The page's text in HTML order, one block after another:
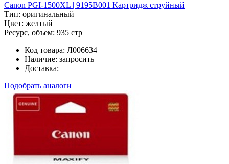
Canon PGI-1500XL | 9195B001 Картридж струйный
Тип: оригинальный
Цвет: желтый
Ресурс, объем: 935 стр
Код товара: Л006634
Наличие: запросить
Доставка:
Подобрать аналоги